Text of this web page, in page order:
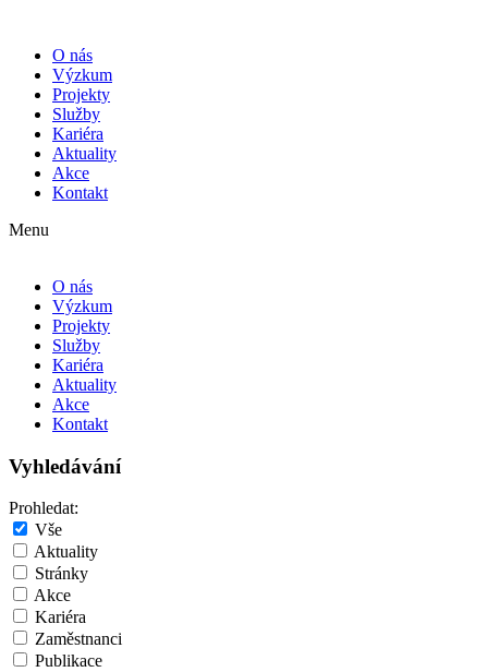
O nás
Výzkum
Projekty
Služby
Kariéra
Aktuality
Akce
Kontakt
Menu
O nás
Výzkum
Projekty
Služby
Kariéra
Aktuality
Akce
Kontakt
Vyhledávání
Prohledat:
Vše
Aktuality
Stránky
Akce
Kariéra
Zaměstnanci
Publikace